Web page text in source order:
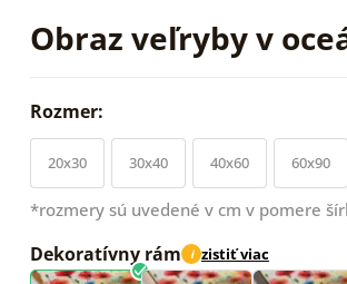
Obraz veľryby v
Rozmer:
20x30 30x40 40x60 60x90
*rozmery sú uvedené v cm v pomere
Dekoratívny rám i zistiť viac